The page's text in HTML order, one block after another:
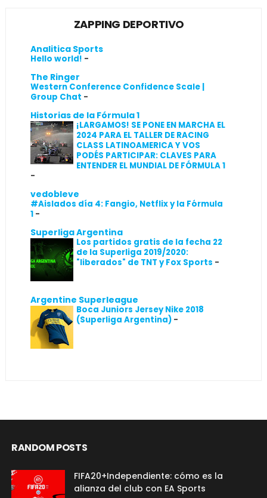
ZAPPING DEPORTIVO
Analitica Sports
Hello world! -
The Ringer
Western Conference Confidence Scale |
Group Chat -
Historias de la Fórmula 1
¡LARGAMOS! SE PONE EN MARCHA EL
2024 PARA EL TALLER DE RACING
CLASS LATINOAMERICA Y VOS
PODÉS PARTICIPAR: CLAVES PARA
ENTENDER EL MUNDIAL DE FÓRMULA 1
-
vedobleve
#Aislados día 4: Fangio, Netflix y la Fórmula
1 -
Superliga Argentina
Los partidos gratis de la fecha 22
de la Superliga 2019/2020:
"liberados" de TNT y Fox Sports -
Argentine Superleague
Boca Juniors Jersey Nike 2018
(Superliga Argentina) -
RANDOM POSTS
FIFA20+Independiente: cómo es la
alianza del club con EA Sports